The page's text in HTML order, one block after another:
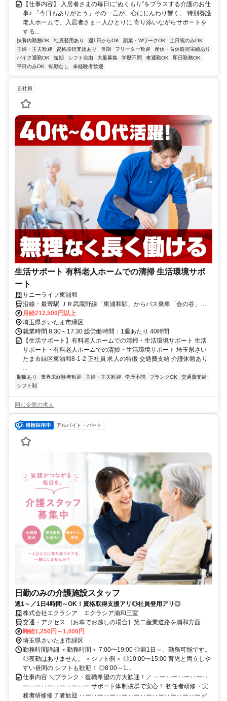
【仕事内容】 入居者さまの毎日に“ぬくもり”をプラスする介護のお仕
事♪ 「今日もありがとう」その一言が、心にじんわり響く。 特別養護
老人ホームで、入居者さま一人ひとりに 寄り添いながらサポートを
する...
扶養内勤務OK 社員登用あり 週1日からOK 副業・WワークOK
土日祝のみOK
主婦・主夫歓迎
資格取得支援あり 長期 フリーター歓迎
産休・育休取得実績あり
バイク通勤OK
短期 シフト自由 大量募集 学歴不問 車通勤OK
即日勤務OK
平日のみOK
転勤なし 未経験者歓迎
正社員
生活サポート 有料老人ホームでの清掃 生活環境サポ
ート
サニーライフ東浦和
沿線・最寄駅 ＪＲ武蔵野線「東浦和駅」からバス乗車「会の谷」下
車
月給212,500円以上
埼玉県さいたま市緑区
就業時間 8:30～17:30 総労働時間：1週あたり 40時間
【生活サポート】有料老人ホームでの清掃・生活環境サポート 生活
サポート・有料老人ホームでの清掃・生活環境サポート 埼玉県さい
たま市緑区東浦和8-1-2 正社員 求人の特徴 交通費支給 介護休暇あり
...
制服あり 業界未経験者歓迎 主婦・主夫歓迎 学歴不問 ブランクOK
交通費支給
シフト制
同じ企業の求人
アルバイト・パート
日勤のみの介護施設スタッフ
週1～／1日4時間～OK！資格取得支援アリ◎社員登用アリ◎
株式会社エクラシア エクラシア浦和三室
交通・アクセス ［お車でお越しの場合］第二産業道路を浦和方面へ
進み、山崎交差点をマミーマート方面へ曲がり、すぐ右の路地を右折
したところにございます。 ［公共交通機関でお越しの場合］ 京浜東
北線「北浦和駅」東口下車 宮下行のバスに乗り約11分 「山中橋」下
車徒歩約4分
時給1,250円～1,400円
埼玉県さいたま市緑区
勤務時間詳細 ＜勤務時間＞ 7:00〜19:00 ◎週1日～、勤務可能です。
◎夜勤はありません。 ＜シフト例＞ ◎10:00〜15:00 育児と両立しや
すい昼間の シフトも歓迎！ ◎8:00～1...
仕事内容 ＼ブランク・復職希望の方大歓迎！／ ‥ー‥ー‥ー‥ー‥
ー‥ー‥ー‥ー‥ー‥ー サポート体制抜群で安心！ 初任者研修・実
務者研修修了者歓迎 ‥ー‥ー‥ー‥ー‥ー‥ー‥ー‥ー‥ー‥ー ✅